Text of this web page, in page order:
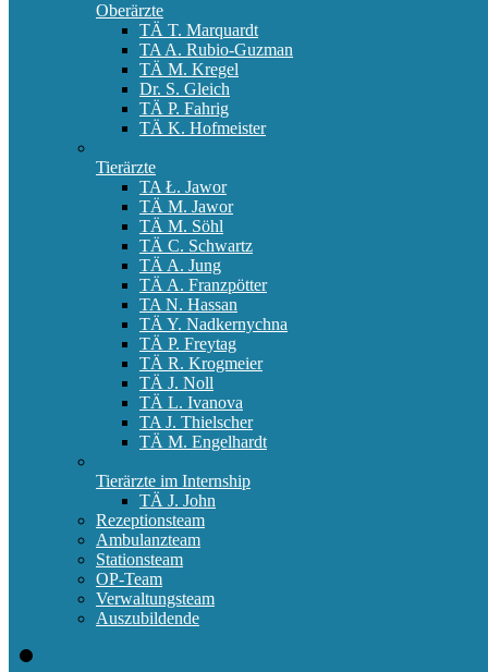
Oberärzte
TÄ T. Marquardt
TA A. Rubio-Guzman
TÄ M. Kregel
Dr. S. Gleich
TÄ P. Fahrig
TÄ K. Hofmeister
Tierärzte
TA Ł. Jawor
TÄ M. Jawor
TÄ M. Söhl
TÄ C. Schwartz
TÄ A. Jung
TÄ A. Franzpötter
TA N. Hassan
TÄ Y. Nadkernychna
TÄ P. Freytag
TÄ R. Krogmeier
TÄ J. Noll
TÄ L. Ivanova
TA J. Thielscher
TÄ M. Engelhardt
Tierärzte im Internship
TÄ J. John
Rezeptionsteam
Ambulanzteam
Stationsteam
OP-Team
Verwaltungsteam
Auszubildende